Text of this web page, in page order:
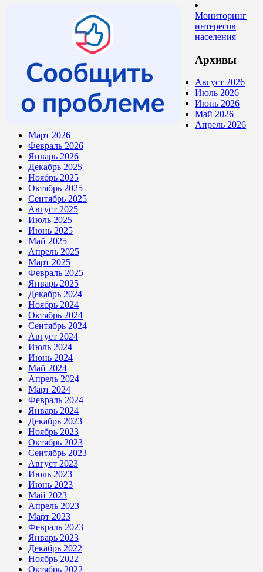
Мониторинг
интересов
населения
Архивы
Август 2026
Июль 2026
Июнь 2026
Май 2026
Апрель 2026
Март 2026
Февраль 2026
Январь 2026
Декабрь 2025
Ноябрь 2025
Октябрь 2025
Сентябрь 2025
Август 2025
Июль 2025
Июнь 2025
Май 2025
Апрель 2025
Март 2025
Февраль 2025
Январь 2025
Декабрь 2024
Ноябрь 2024
Октябрь 2024
Сентябрь 2024
Август 2024
Июль 2024
Июнь 2024
Май 2024
Апрель 2024
Март 2024
Февраль 2024
Январь 2024
Декабрь 2023
Ноябрь 2023
Октябрь 2023
Сентябрь 2023
Август 2023
Июль 2023
Июнь 2023
Май 2023
Апрель 2023
Март 2023
Февраль 2023
Январь 2023
Декабрь 2022
Ноябрь 2022
Октябрь 2022